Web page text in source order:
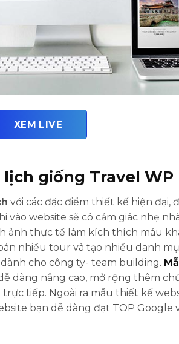
XEM LIVE
giống Travel WP
với các đặc điểm thiết kế hiện đại,
vào website sẽ có cảm giác nhẹ
ảnh thực tế làm kích thích máu
nhiều tour và tạo nhiều danh
cho công ty- team building.
dàng nâng cao, mở rộng thêm
tiếp. Ngoài ra mẫu thiết kế
bạn dễ dàng đạt TOP Google